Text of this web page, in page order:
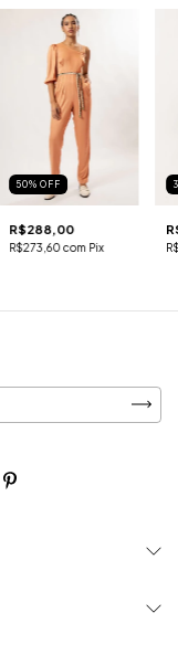
50% OFF
R$288,00
R$273,60com Pix